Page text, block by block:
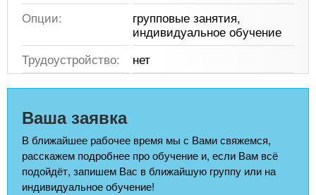
Опции:
групповые занятия,
индивидуальное обучение
Трудоустройство:
нет
Ваша заявка
В ближайшее рабочее время мы с Вами свяжемся,
расскажем подробнее про обучение и, если Вам всё
подойдёт, запишем Вас в ближайшую группу или на
индивидуальное обучение!